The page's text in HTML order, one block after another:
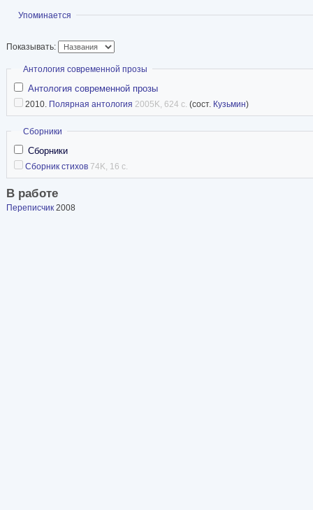
Показать
Упоминается
Показывать:
Скрыть
Антология современной прозы
Антология современной прозы
2010. Полярная антология 2005K, 624 с. (сост. Кузьмин)
Скрыть
Сборники
Сборники
Сборник стихов 74K, 16 с.
В работе
Переписчик 2008